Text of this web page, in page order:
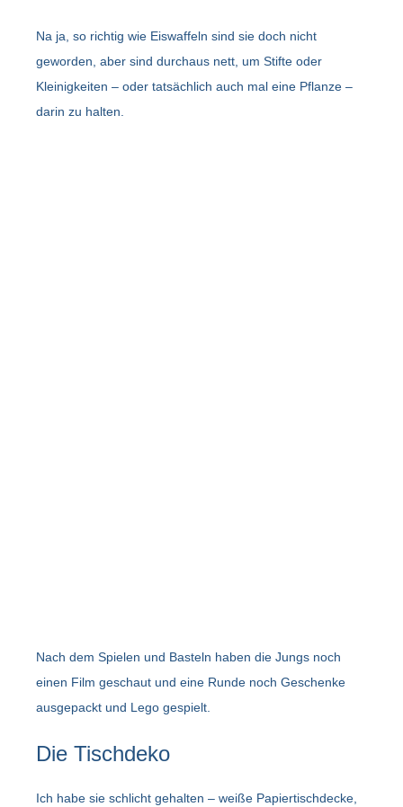
Na ja, so richtig wie Eiswaffeln sind sie doch nicht
geworden, aber sind durchaus nett, um Stifte oder
Kleinigkeiten – oder tatsächlich auch mal eine Pflanze –
darin zu halten.
Nach dem Spielen und Basteln haben die Jungs noch
einen Film geschaut und eine Runde noch Geschenke
ausgepackt und Lego gespielt.
Die Tischdeko
Ich habe sie schlicht gehalten – weiße Papiertischdecke,